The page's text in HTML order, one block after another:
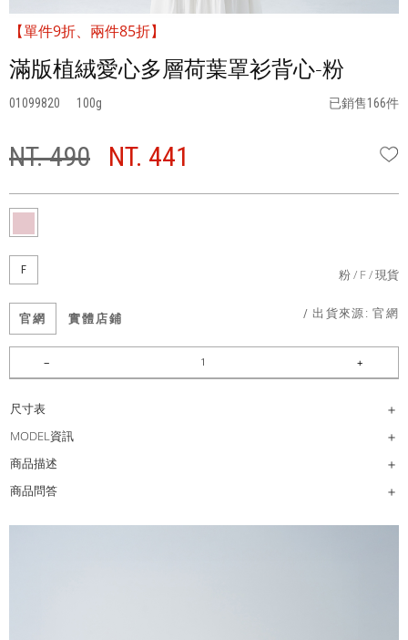
【單件9折、兩件85折】
滿版植絨愛心多層荷葉罩衫背心-粉
01099820 100 已銷售166件
NT. 490 NT. 441
F 粉 F 現貨
官網 實體店鋪 / 出貨來源:官網
尺寸表
MODEL資訊
商品描述
商品問答